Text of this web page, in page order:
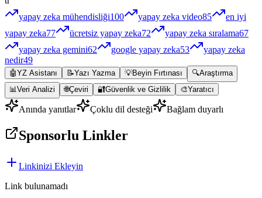
yapay zeka mühendisliği100 yapay zeka video85
en iyi
yapay zeka77 ücretsiz yapay zeka72 yapay zeka sıralama67
yapay zeka gemini62 google yapay zeka53
yapay zeka
nedir49
🤖YZ Asistanı 📝Yazı Yazma 💡Beyin Fırtınası 🔍Araştırma
📊Veri Analizi 🌐Çeviri 🔐Güvenlik ve Gizlilik 🎨Yaratıcı
Anında yanıtlar Çoklu dil desteği Bağlam duyarlı
Sponsorlu Linkler
Linkinizi Ekleyin
Link bulunamadı